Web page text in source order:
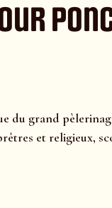
du grand
et religieux,